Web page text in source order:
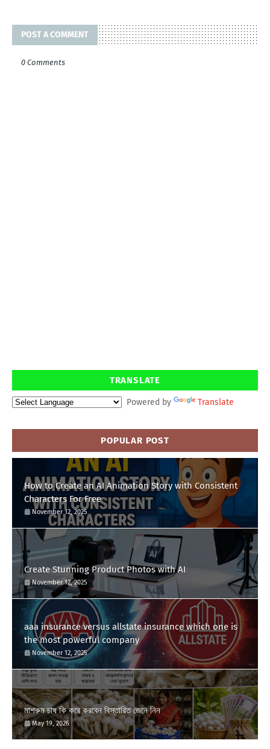
POST A COMMENT
0 Comments
TRANSLATE
Powered by Translate
POPULAR POST
How to Create an AI Animation Story with Consistent
Characters For Free
November 12, 2025
Create Stunning Product Photos with AI
November 12, 2025
aaa insurance versus allstate insurance which one is
the most powerful company
November 12, 2025
মাশরুম চাষ কি করে করবেন বিস্তারিত জেনে নিন
May 19, 2026